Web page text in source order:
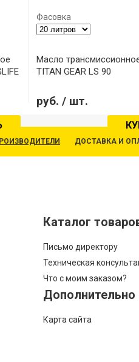
Фасовка
Масло
TITAN GEAR LS 90
руб. / шт.
ДОСТАВКА И
Каталог
Письмо директору
Техническая
Что с моим заказом?
Дополнительно
Карта сайта